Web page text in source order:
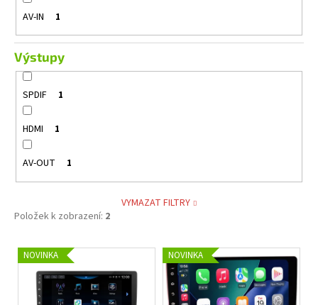
AV-IN 1
Výstupy
SPDIF 1
HDMI 1
AV-OUT 1
VYMAZAT FILTRY
Položek k zobrazení: 2
VNOVINKA NOVINKA